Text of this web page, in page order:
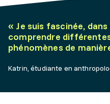
« Je suis fascinée,
comprendre
phénomènes de
Katrin, étudiante en